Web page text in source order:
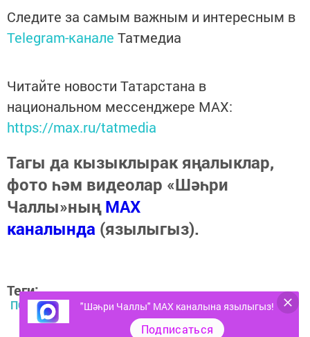
Следите за самым важным и интересным в
Telegram-канале Татмедиа
Читайте новости Татарстана в
национальном мессенджере MАХ:
https://max.ru/tatmedia
Тагы да кызыклырак яңалыклар,
фото һәм видеолар «Шәһри
Чаллы»ныңMAX
каналында (язылыгыз).
Теги:
ПОЛИЦИЯ "Шәһри Чаллы" MAX каналына язылыгыз!
Подписаться